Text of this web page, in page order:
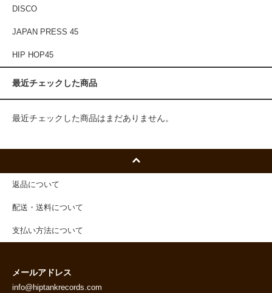
DISCO
JAPAN PRESS 45
HIP HOP45
最近チェックした商品
最近チェックした商品はまだありません。
返品について
配送・送料について
支払い方法について
メールアドレス
info@hiptankrecords.com